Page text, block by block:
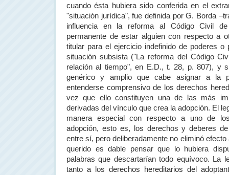
cuando ésta hubiera sido conferida en el
"situación jurídica", fue definida por G. Borda
influencia en la reforma al Código Civil
permanente de estar alguien con respecto a
titular para el ejercicio indefinido de poderes o
situación subsista ("La reforma del Código
relación al tiempo", en E.D., t. 28, p. 807), y
genérico y amplio que cabe asignar a la
entenderse comprensivo de los derechos
vez que ello constituyen una de las más
derivadas del vínculo que crea la adopción. El
manera especial con respecto a uno de
adopción, esto es, los derechos y deberes
entre sí, pero deliberadamente no eliminó efecto
querido es dable pensar que lo hubiera
palabras que descartarían todo equívoco. La
tanto a los derechos hereditarios del